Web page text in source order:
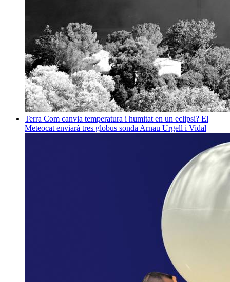
Terra Com canvia temperatura i humitat en un eclipsi? El
Meteocat enviarà tres globus sonda Arnau Urgell i Vidal